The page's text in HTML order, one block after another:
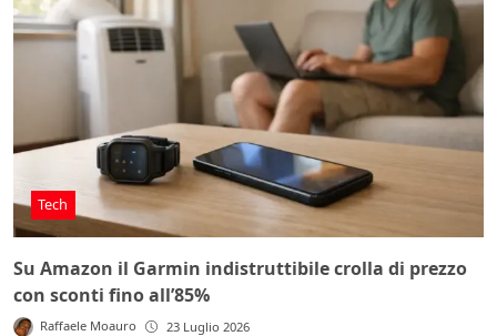
Tech
Su Amazon il Garmin indistruttibile crolla di prezzo
con sconti fino all’85%
Raffaele Moauro 23 Luglio 2026